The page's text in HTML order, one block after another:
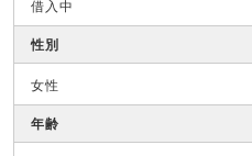
借入中
性別
女性
年齢